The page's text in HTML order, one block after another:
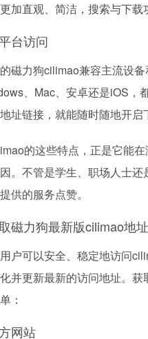
加直观、简洁，搜索与下载
台访问
磁力狗cilimao兼容主流设
、Mac、安卓还是iOS，
址链接，就能随时随地开启
的这些特点，正是它能
。不管是学生、职场人士还
供的服务点赞。
磁力狗最新版cilimao地
户可以安全、稳定地访问
并更新最新的访问地址。获
：
网站